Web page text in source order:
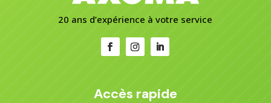
20 ans d’expérience à votre service
Accès rapide